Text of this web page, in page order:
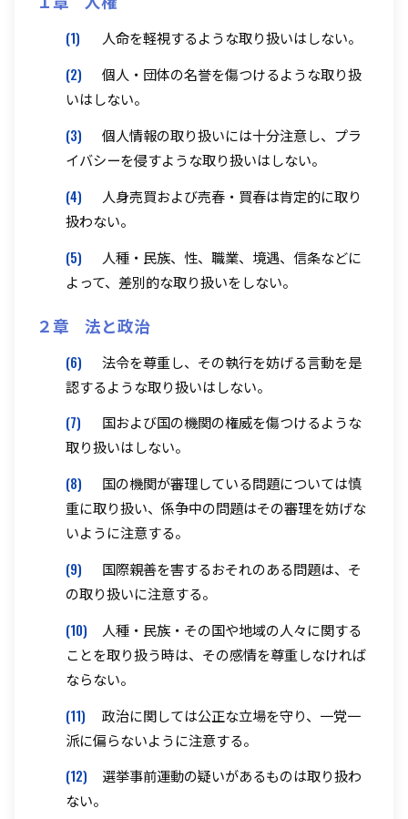
(1)
人命を軽視するような取り扱いはしない。
(2)
個人・団体の名誉を傷つけるような取り扱
いはしない。
(3)
個人情報の取り扱いには十分注意し、プラ
イバシーを侵すような取り扱いはしない。
(4)
人身売買および売春・買春は肯定的に取り
扱わない。
(5)
人種・民族、性、職業、境遇、信条などに
よって、差別的な取り扱いをしない。
２章 法と政治
(6)
法令を尊重し、その執行を妨げる言動を是
認するような取り扱いはしない。
(7)
国および国の機関の権威を傷つけるような
取り扱いはしない。
(8)
国の機関が審理している問題については慎
重に取り扱い、係争中の問題はその審理を妨げな
いように注意する。
(9)
国際親善を害するおそれのある問題は、そ
の取り扱いに注意する。
(10)
人種・民族・その国や地域の人々に関する
ことを取り扱う時は、その感情を尊重しなければ
ならない。
(11)
政治に関しては公正な立場を守り、一党一
派に偏らないように注意する。
(12)
選挙事前運動の疑いがあるものは取り扱わ
ない。